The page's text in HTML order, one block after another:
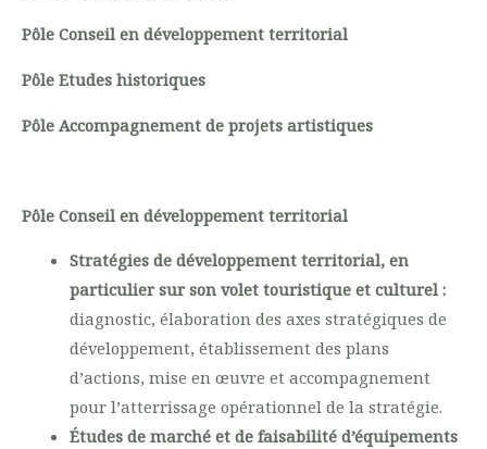
Pôle Conseil en développement territorial
Pôle Etudes historiques
Pôle Accompagnement de projets artistiques
Pôle Conseil en développement territorial
Stratégies de développement territorial, en
particulier sur son volet touristique et culturel :
diagnostic, élaboration des axes stratégiques de
développement, établissement des plans
d’actions, mise en œuvre et accompagnement
pour l’atterrissage opérationnel de la stratégie.
Études de marché et de faisabilité d’équipements